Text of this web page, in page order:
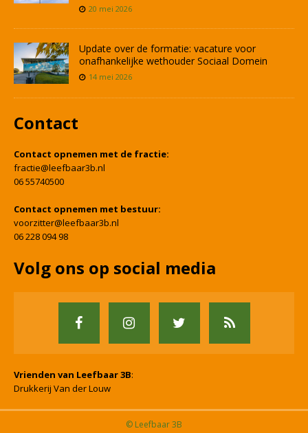
20 mei 2026
Update over de formatie: vacature voor
onafhankelijke wethouder Sociaal Domein
14 mei 2026
Contact
Contact opnemen met de fractie:
fractie@leefbaar3b.nl
06 55740500
Contact opnemen met bestuur:
voorzitter@leefbaar3b.nl
06 228 094 98
Volg ons op social media
Vrienden van Leefbaar 3B:
Drukkerij Van der Louw
© Leefbaar 3B